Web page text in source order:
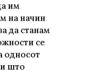
им
на начин
да станам
се
односот
што